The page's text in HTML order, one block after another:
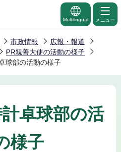
Multilingual メニュー
市政情報
広報・報道
PR親善大使の活動の様子
球部の活動の様子
卓球部の活
様子